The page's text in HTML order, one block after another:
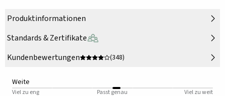
Produktinformationen
Standards & Zertifikate
Kundenbewertungen
(348)
Weite
Viel zu eng Passt genau Viel zu weit